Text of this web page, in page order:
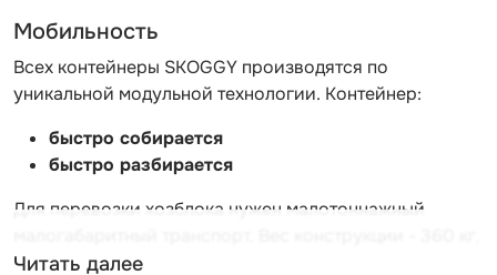
Мобильность
Всех контейнеры SKOGGY производятся по
уникальной модульной технологии. Контейнер:
быстро собирается
быстро разбирается
Для перевозки хозблока нужен малотоннажный
Читать далее